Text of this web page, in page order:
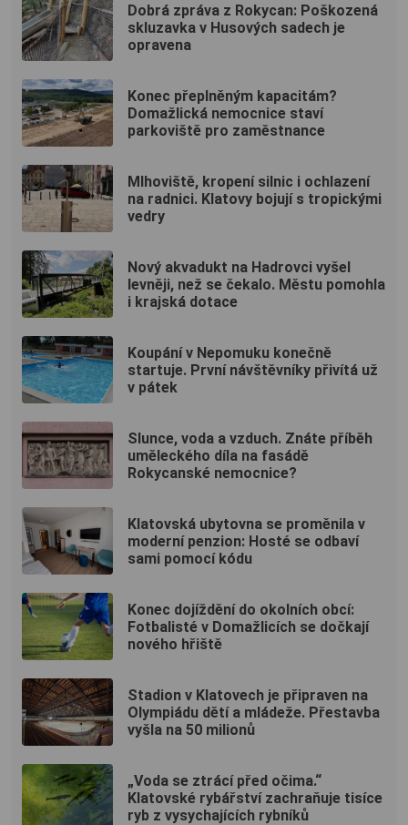
Dobrá zpráva z Rokycan: Poškozená
skluzavka v Husových sadech je
opravena
Konec přeplněným kapacitám?
Domažlická nemocnice staví
parkoviště pro zaměstnance
Mlhoviště, kropení silnic i ochlazení
na radnici. Klatovy bojují s tropickými
vedry
Nový akvadukt na Hadrovci vyšel
levněji, než se čekalo. Městu pomohla
i krajská dotace
Koupání v Nepomuku konečně
startuje. První návštěvníky přivítá už
v pátek
Slunce, voda a vzduch. Znáte příběh
uměleckého díla na fasádě
Rokycanské nemocnice?
Klatovská ubytovna se proměnila v
moderní penzion: Hosté se odbaví
sami pomocí kódu
Konec dojíždění do okolních obcí:
Fotbalisté v Domažlicích se dočkají
nového hřiště
Stadion v Klatovech je připraven na
Olympiádu dětí a mládeže. Přestavba
vyšla na 50 milionů
„Voda se ztrácí před očima.“
Klatovské rybářství zachraňuje tisíce
ryb z vysychajících rybníků